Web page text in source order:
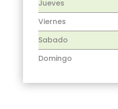
Jueves
Viernes
Sabado
Domingo